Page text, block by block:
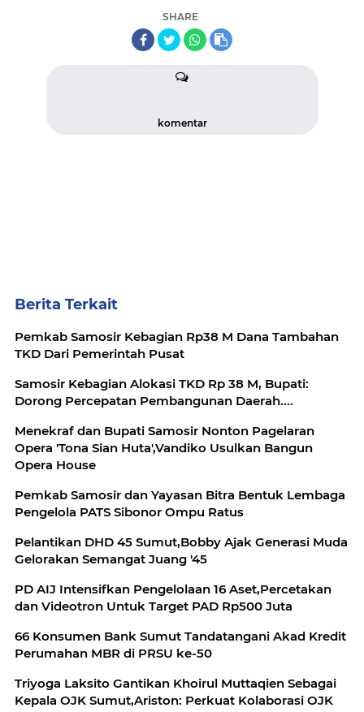
SHARE
komentar
Berita Terkait
Pemkab Samosir Kebagian Rp38 M Dana Tambahan
TKD Dari Pemerintah Pusat
Samosir Kebagian Alokasi TKD Rp 38 M, Bupati:
Dorong Percepatan Pembangunan Daerah....
Menekraf dan Bupati Samosir Nonton Pagelaran
Opera 'Tona Sian Huta',Vandiko Usulkan Bangun
Opera House
Pemkab Samosir dan Yayasan Bitra Bentuk Lembaga
Pengelola PATS Sibonor Ompu Ratus
Pelantikan DHD 45 Sumut,Bobby Ajak Generasi Muda
Gelorakan Semangat Juang '45
PD AIJ Intensifkan Pengelolaan 16 Aset,Percetakan
dan Videotron Untuk Target PAD Rp500 Juta
66 Konsumen Bank Sumut Tandatangani Akad Kredit
Perumahan MBR di PRSU ke-50
Triyoga Laksito Gantikan Khoirul Muttaqien Sebagai
Kepala OJK Sumut,Ariston: Perkuat Kolaborasi OJK